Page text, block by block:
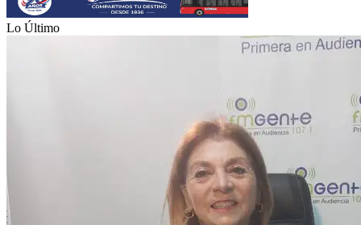
Lo Último